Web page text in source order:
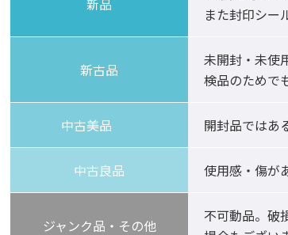
また封印シー
新古品
未開封・未使
検品のためで
開封品ではあ
中古良品 使用感・傷が
ジャンク品・その他
不可動品。破